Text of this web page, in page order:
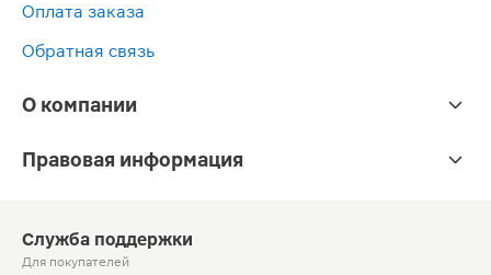
Оплата заказа
Обратная связь
О компании
Правовая информация
Служба поддержки
Для покупателей